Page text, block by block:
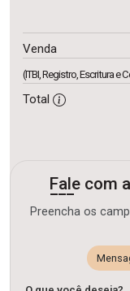
Venda
(ITBI, Registro, Escritura e
Total
Fale com
Preencha os